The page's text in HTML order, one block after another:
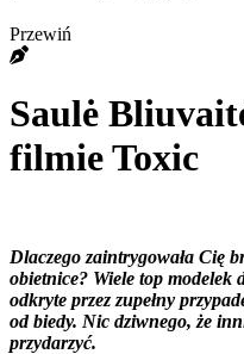
Przewiń
Saulė
filmie Toxic
Dlaczego zaintrygowała Cię
obietnice? Wiele top modelek
odkryte przez zupełny
od biedy. Nic dziwnego, że
przydarzyć.